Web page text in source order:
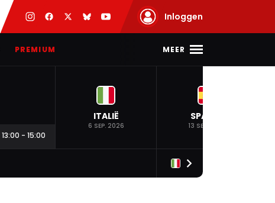
Inloggen
PREMIUM MEER
13:00 - 15:00
ITALIË
6 SEP. 2026
SPANJE
13 SEP. 2026